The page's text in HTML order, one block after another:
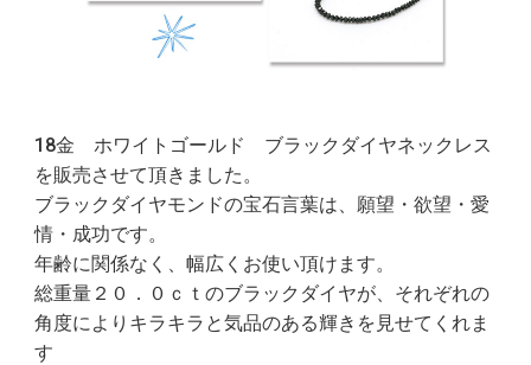
18金 ホワイトゴールド ブラックダイヤネックレス
を販売させて頂きました。
ブラックダイヤモンドの宝石言葉は、願望・欲望・愛
情・成功です。
年齢に関係なく、幅広くお使い頂けます。
総重量２０．０ｃｔのブラックダイヤが、それぞれの
角度によりキラキラと気品のある輝きを見せてくれま
す